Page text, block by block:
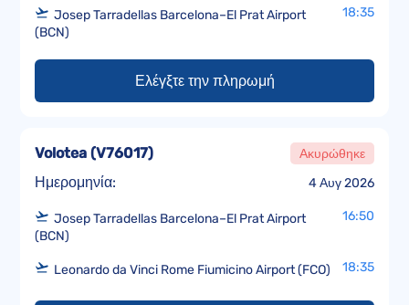
Josep Tarradellas Barcelona–El Prat Airport
(BCN)
18:35
Ελέγξτε την πληρωμή
Ημερομηνία: 4 Αυγ 2026
Volotea (V76017) Ακυρώθηκε
Josep Tarradellas Barcelona–El Prat Airport
(BCN)
16:50
Leonardo da Vinci Rome Fiumicino Airport (FCO) 18:35